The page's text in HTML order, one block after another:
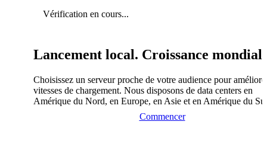
Vérification en cours...
Lancement local. Croissance
Choisissez un serveur proche de votre audience pour
vitesses de chargement. Nous disposons de data centers en
Amérique du Nord, en Europe, en Asie et en Amérique du
Commencer